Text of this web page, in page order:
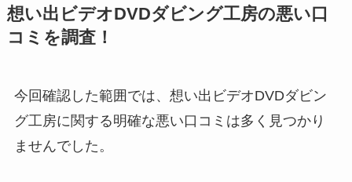
想い出ビデオDVDダビング工房の悪い口
コミを調査！
今回確認した範囲では、想い出ビデオDVDダビン
グ工房に関する明確な悪い口コミは多く見つかり
ませんでした。